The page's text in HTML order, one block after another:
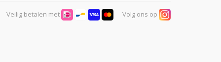
Veilig betalen met Volg ons op